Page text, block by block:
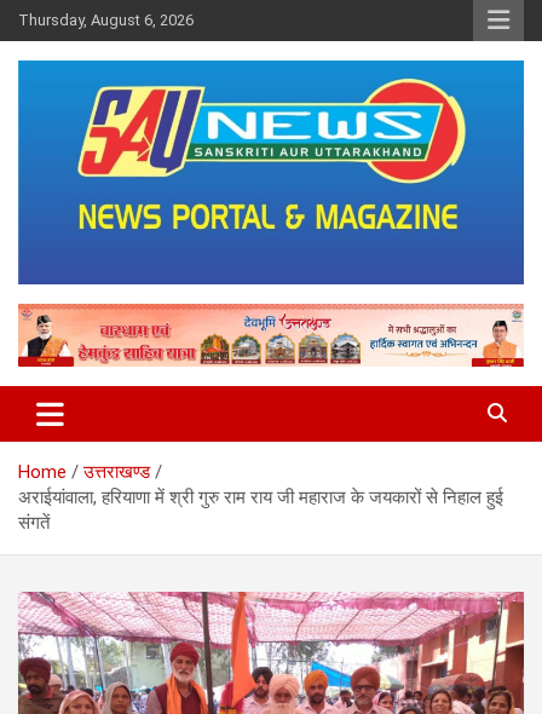
Skip
to
content
Thursday, August 6, 2026
saunewsnetwork
Home
उत्तराखण्ड
अराईयांवाला, हरियाणा में श्री गुरु राम राय जी महाराज के जयकारों से निहाल हुई
संगतें